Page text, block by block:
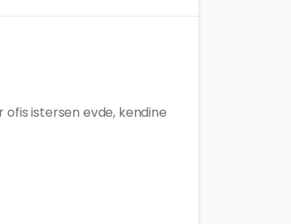
istersen evde, kendine